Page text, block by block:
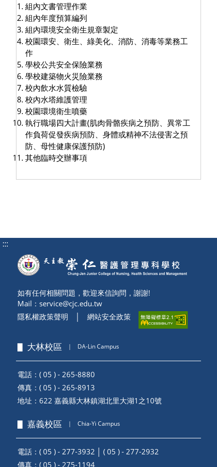
組內文書管理作業
組內年度預算編列
組內環境安全衛生規章製定
校園環安、衛生、綠美化、消防、消毒等業務工
作
學校公共安全保險業務
學校建築物火災險業務
校內飲水水質檢驗
校內水塔維護管理
校園環境衛生噴藥
執行職場四大計畫(肌肉骨骼疾病之預防、異常工
作負荷促發疾病預防、身體或精神不法侵害之預
防、母性健康保護預防)
其他臨時交辦事項
:::
如有任何相關問題，歡迎來信詢問，謝謝!
Mail： service@cjc.edu.tw
隱私權政策聲明
網站安全政策
▋ 大林校區 ｜ DA-Lin Campus
電話：( 05 ) - 265-8880
傳真：( 05 ) - 265-8913
地址： 622 嘉義縣大林鎮湖北里大湖1之10號
▋ 嘉義校區 ｜ Chia-Yi Campus
電話：( 05 ) - 277-3932 │ ( 05 ) - 277-2932
傳真：( 05 ) - 275-1194